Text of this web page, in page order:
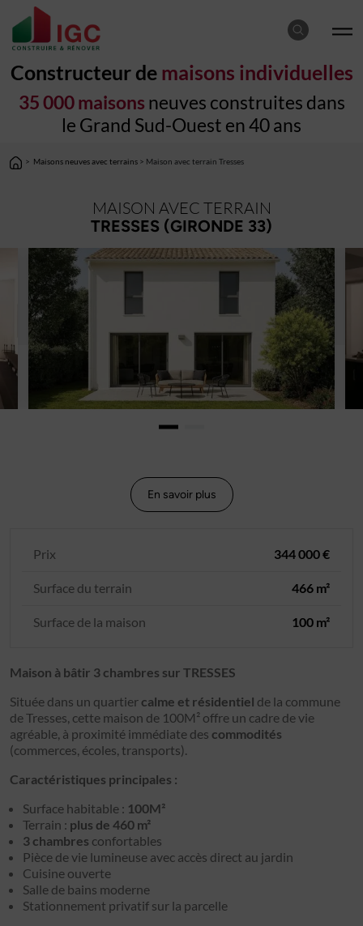
Constructeur de maisons individuelles
35 000 maisons neuves construites dans
le Grand Sud-Ouest en 40 ans
> Maisons neuves avec terrains > Maison avec terrain Tresses
MAISON AVEC TERRAIN
TRESSES (GIRONDE 33)
En savoir plus
Prix 344 000 €
Surface du terrain 466 m²
Surface de la maison 100 m²
Maison à bâtir 3 chambres sur TRESSES
Située dans un quartier calme et résidentiel de la commune
de Tresses, cette maison de 100M² offre un cadre de vie
agréable, à proximité immédiate des commodités
(commerces, écoles, transports).
Caractéristiques principales :
Surface habitable : 100M²
Terrain : plus de 460 m²
3 chambres confortables
Pièce de vie lumineuse avec accès direct au jardin
Cuisine ouverte
Salle de bains moderne
Stationnement privatif sur la parcelle